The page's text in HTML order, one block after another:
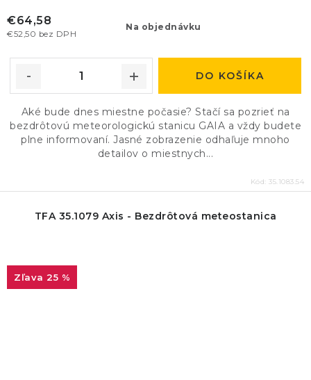
Na objednávku
€52,50 bez DPH
€64,58
DO KOŠÍKA
Aké bude dnes miestne počasie? Stačí sa pozrieť na
bezdrôtovú meteorologickú stanicu GAIA a vždy budete
plne informovaní. Jasné zobrazenie odhaľuje mnoho
detailov o miestnych...
Kód: 35.1083.54
TFA 35.1079 Axis - Bezdrôtová meteostanica
25 %